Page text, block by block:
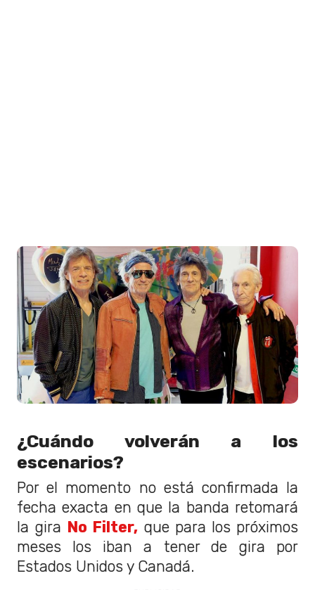
¿Cuándo volverán a los
escenarios?
Por el momento no está confirmada la
fecha exacta en que la banda retomará
la gira No Filter, que para los próximos
meses los iban a tener de gira por
Estados Unidos y Canadá.